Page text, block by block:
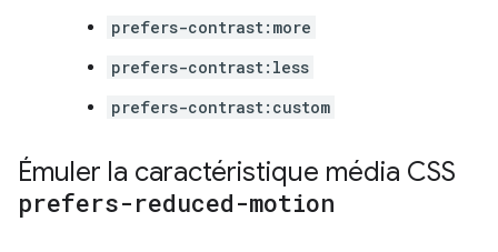
prefers-contrast:more
prefers-contrast:less
prefers-contrast:custom
Émuler la caractéristique média CSS
prefers-reduced-motion